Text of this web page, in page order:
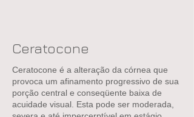
Ceratocone
Ceratocone é a alteração da córnea que
provoca um afinamento progressivo de sua
porção central e conseqüente baixa de
acuidade visual. Esta pode ser moderada,